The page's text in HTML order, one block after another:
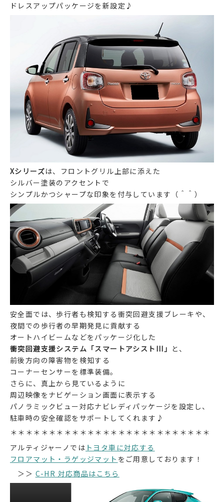
ドレスアップパッケージを新設定♪
Xシリーズは、フロントグリル上部に添えた
シルバー塗装のアクセントで
シンプルかつシャープな印象を付与しています（＾＾）
安全面では、歩行者も検知する衝突回避支援ブレーキや、
夜間での歩行者の早期発見に貢献する
オートハイビームなどをパッケージ化した
衝突回避支援システム「スマートアシストIII」 と、
前後方向の障害物を検知する
コーナーセンサーを標準装備。
さらに、真上から見ているように
周辺映像をナビゲーション画面に表示する
パノラミックビュー対応ナビレディパッケージを設定し、
駐車時の安全確認をサポートしてくれます♪
＊＊＊＊＊＊＊＊＊＊＊＊＊＊＊＊＊＊＊＊＊＊＊＊＊＊
アルティジャーノでは トヨタ車に対応する
フロアマット・ラゲッジマット をご用意しております！
＞＞ C-HR 対応商品はこちら